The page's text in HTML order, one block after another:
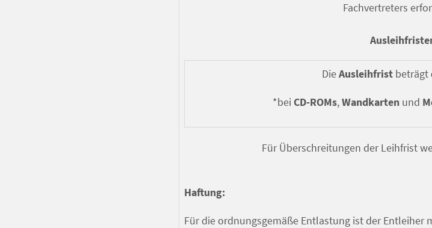
Fachvertreters
DieAusleihfrist beträgt
*bei CD-ROMs,Wandkarten und
Für Überschreitungen der Leihfrist
Haftung:
Für die ordnungsgemäße Entlastung ist der Entleiher